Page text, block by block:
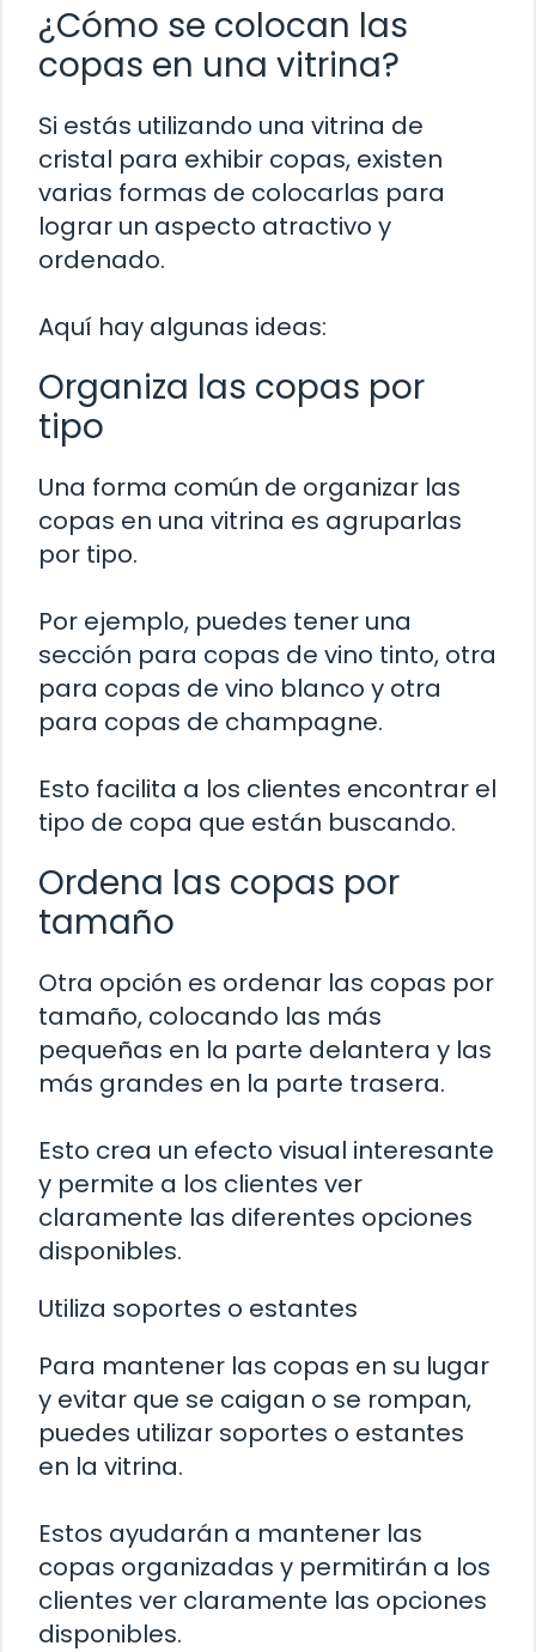
¿Cómo se colocan las
copas en una vitrina?
Si estás utilizando una vitrina de
cristal para exhibir copas, existen
varias formas de colocarlas para
lograr un aspecto atractivo y
ordenado.
Aquí hay algunas ideas:
Organiza las copas por
tipo
Una forma común de organizar las
copas en una vitrina es agruparlas
por tipo.
Por ejemplo, puedes tener una
sección para copas de vino tinto, otra
para copas de vino blanco y otra
para copas de champagne.
Esto facilita a los clientes encontrar el
tipo de copa que están buscando.
Ordena las copas por
tamaño
Otra opción es ordenar las copas por
tamaño, colocando las más
pequeñas en la parte delantera y las
más grandes en la parte trasera.
Esto crea un efecto visual interesante
y permite a los clientes ver
claramente las diferentes opciones
disponibles.
Utiliza soportes o estantes
Para mantener las copas en su lugar
y evitar que se caigan o se rompan,
puedes utilizar soportes o estantes
en la vitrina.
Estos ayudarán a mantener las
copas organizadas y permitirán a los
clientes ver claramente las opciones
disponibles.